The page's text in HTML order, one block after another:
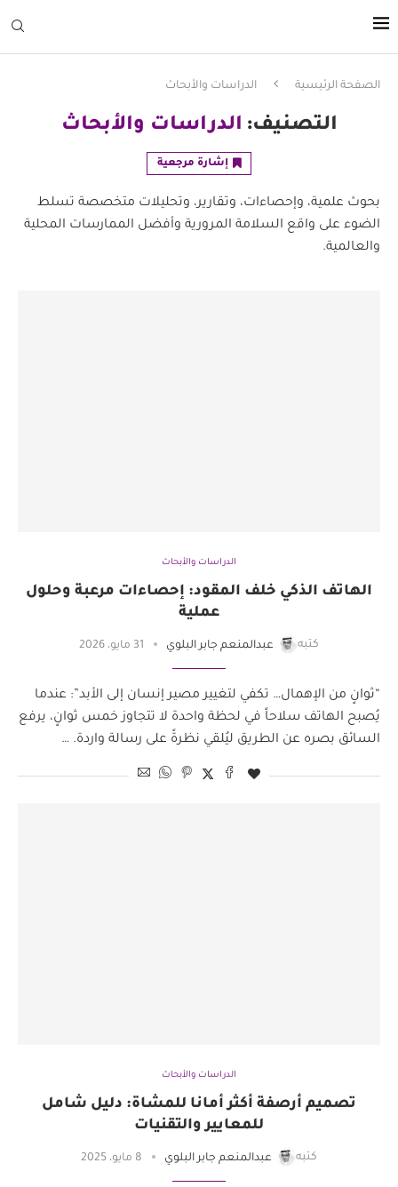
الصفحة الرئيسية الدراسات والأبحاث
التصنيف: الدراسات والأبحاث
إشارة مرجعية
بحوث علمية، وإحصاءات، وتقارير، وتحليلات متخصصة تسلط
الضوء على واقع السلامة المرورية وأفضل الممارسات المحلية
والعالمية.
الدراسات والأبحاث
الهاتف الذكي خلف المقود: إحصاءات مرعبة وحلول
عملية
كتبه عبدالمنعم جابر البلوي 31 مايو، 2026
“ثوانٍ من الإهمال… تكفي لتغيير مصير إنسان إلى الأبد”: عندما
يُصبح الهاتف سلاحاً في لحظة واحدة لا تتجاوز خمس ثوانٍ، يرفع
السائق بصره عن الطريق ليُلقي نظرةً على رسالة واردة. …
الدراسات والأبحاث
تصميم أرصفة أكثر أمانا للمشاة: دليل شامل
للمعايير والتقنيات
كتبه عبدالمنعم جابر البلوي 8 مايو، 2025